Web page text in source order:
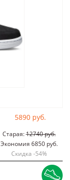
5890 руб.
Старая:12740 руб.
Экономия 6850 руб.
Скидка -54%